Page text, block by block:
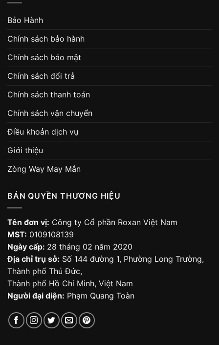
Bảo Hành
Chính sách bảo hành
Chính sách bảo mật
Chính sách đổi trả
Chính sách thanh toán
Chính sách vận chuyển
Điều khoản dịch vụ
Giới thiệu
Zòng Way May Mắn
BẢN QUYỀN THƯƠNG HIỆU
Tên đơn vị: Công ty Cổ phần Roxan Việt Nam
MST: 0109108139
Ngày cấp: 28 tháng 02 năm 2020
Địa chỉ trụ sở: Số 144 đường 1, Phường Long Trường,
Thành phố Thủ Đức,
Thành phố Hồ Chí Minh, Việt Nam
Người đại diện: Phạm Quang Toàn